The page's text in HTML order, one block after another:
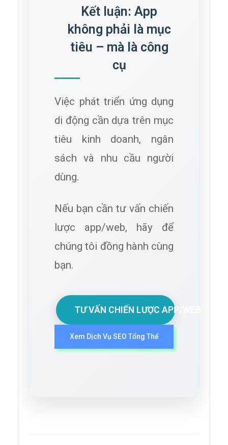
Kết luận: App
không phải là mục
tiêu – mà là công
cụ
Việc phát triển ứng dụng
di động cần dựa trên mục
tiêu kinh doanh, ngân
sách và nhu cầu người
dùng.
Nếu bạn cần tư vấn chiến
lược app/web, hãy để
chúng tôi đồng hành cùng
bạn.
TƯ VẤN CHIẾN LƯỢC APP/WEB
Xem Dịch Vụ SEO Tổng Thể